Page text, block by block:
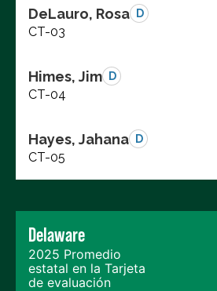
DeLauro, Rosa D
CT-03
Himes, Jim D
CT-04
Hayes, Jahana D
CT-05
Delaware
2025 Promedio
estatal en la Tarjeta
de evaluación